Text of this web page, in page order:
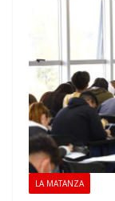
LA MATANZA